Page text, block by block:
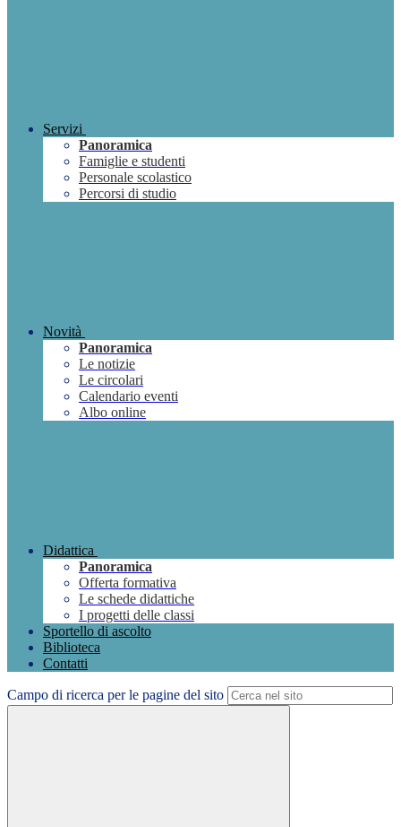
Servizi
Panoramica
Famiglie e studenti
Personale scolastico
Percorsi di studio
Novità
Panoramica
Le notizie
Le circolari
Calendario eventi
Albo online
Didattica
Panoramica
Offerta formativa
Le schede didattiche
I progetti delle classi
Sportello di ascolto
Biblioteca
Contatti
Campo di ricerca per le pagine del sito